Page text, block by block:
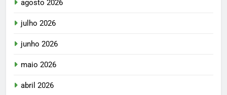
agosto 2026
julho 2026
junho 2026
maio 2026
abril 2026